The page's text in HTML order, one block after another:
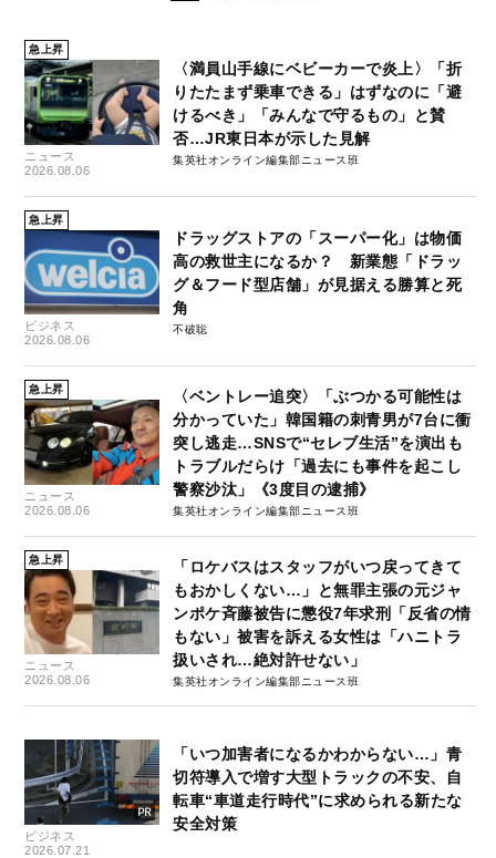
急上昇
ニュース
2026.08.06
〈満員山手線にベビーカーで炎上〉「折
りたたまず乗車できる」はずなのに「避
けるべき」「みんなで守るもの」と賛
否…JR東日本が示した見解
集英社オンライン編集部ニュース班
急上昇
ビジネス
2026.08.06
ドラッグストアの「スーパー化」は物価
高の救世主になるか？ 新業態「ドラッ
グ＆フード型店舗」が見据える勝算と死
角
不破聡
急上昇
ニュース
2026.08.06
〈ベントレー追突〉「ぶつかる可能性は
分かっていた」韓国籍の刺青男が7台に衝
突し逃走…SNSで“セレブ生活”を演出も
トラブルだらけ「過去にも事件を起こし
警察沙汰」《3度目の逮捕》
集英社オンライン編集部ニュース班
急上昇
ニュース
2026.08.06
「ロケバスはスタッフがいつ戻ってきて
もおかしくない…」と無罪主張の元ジャ
ンポケ斉藤被告に懲役7年求刑「反省の情
もない」被害を訴える女性は「ハニトラ
扱いされ…絶対許せない」
集英社オンライン編集部ニュース班
ビジネス
2026.07.21
「いつ加害者になるかわからない…」青
切符導入で増す大型トラックの不安、自
転車“車道走行時代”に求められる新たな
安全対策